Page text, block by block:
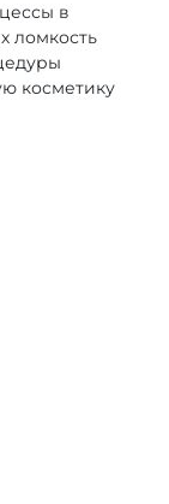
в
ломкость
косметику